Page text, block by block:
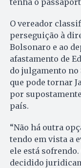
O vereador
perseguição à
Bolsonaro e ao
afastamento de
do julgamento no
que pode tornar
por
país.
“Não há outra
tendo em vista a
ele está
decidido